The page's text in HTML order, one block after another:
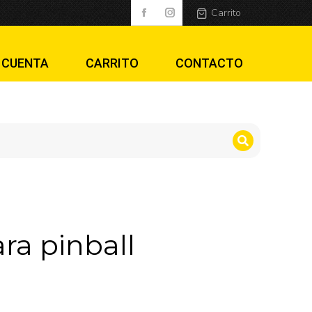
Carrito
CARRITO CONTACTO
pinball